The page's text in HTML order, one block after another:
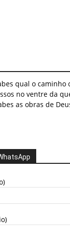
qual o caminho
no ventre da
as obras de